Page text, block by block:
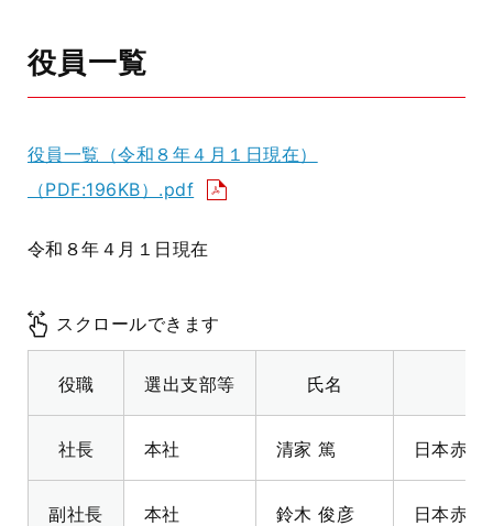
役員一覧
役員一覧（令和８年４月１日現在）
（PDF:196KB）.pdf
令和８年４月１日現在
役職 選出支部等 氏名
社長 本社 清家 篤 日本赤
副社長 本社 鈴木 俊彦 日本赤
スクロールできます